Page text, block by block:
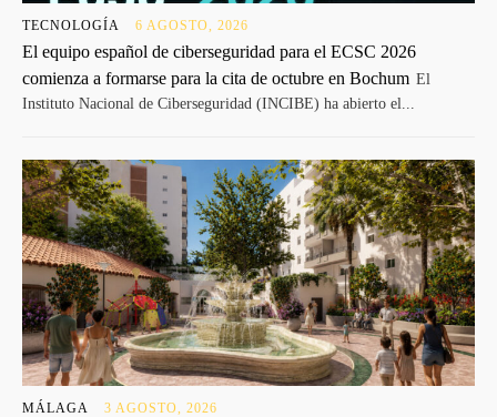
TECNOLOGÍA 6 AGOSTO, 2026
El equipo español de ciberseguridad para el ECSC 2026
comienza a formarse para la cita de octubre en Bochum El
Instituto Nacional de Ciberseguridad (INCIBE) ha abierto el...
MÁLAGA 3 AGOSTO, 2026